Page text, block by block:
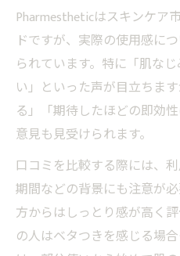
Pharmestheticはスキンケア
ドですが、実際の使用感に
られています。特に「肌な
い」といった声が目立ちま
る」「期待したほどの即効
意見も見受けられます。
口コミを比較する際には、
期間などの背景にも注意が
方からはしっとり感が高く
の人はベタつきを感じる場